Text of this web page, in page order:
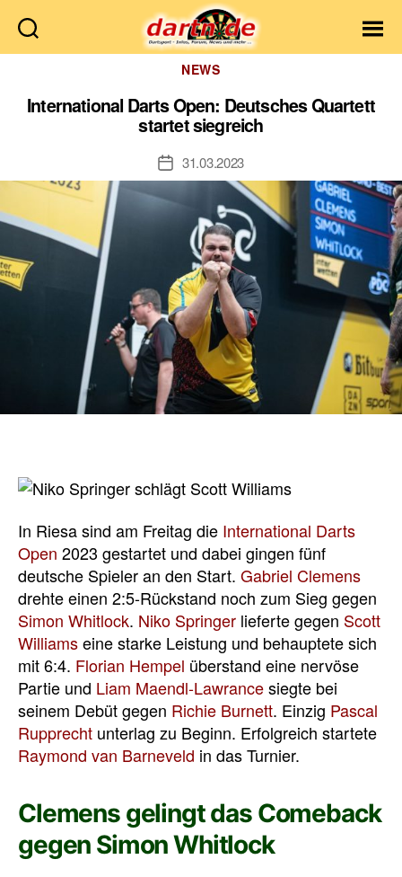
Dartn.de
Kategorien
NEWS
International Darts Open: Deutsches Quartett
startet siegreich
Veröffentlichungsdatum
31.03.2023
In Riesa sind am Freitag die International Darts
Open 2023 gestartet und dabei gingen fünf
deutsche Spieler an den Start. Gabriel Clemens
drehte einen 2:5-Rückstand noch zum Sieg gegen
Simon Whitlock. Niko Springer lieferte gegen Scott
Williamseine starke Leistung und behauptete sich
mit 6:4. Florian Hempel überstand eine nervöse
Partie und Liam Maendl-Lawrancesiegte bei
seinem Debüt gegen Richie Burnett. Einzig Pascal
Rupprecht unterlag zu Beginn. Erfolgreich startete
Raymond van Barneveld in das Turnier.
Clemens gelingt das Comeback
gegen Simon Whitlock